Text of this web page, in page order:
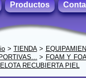
Productos
>TIENDA>
> FOAM Y
RECUBIERTA PIEL